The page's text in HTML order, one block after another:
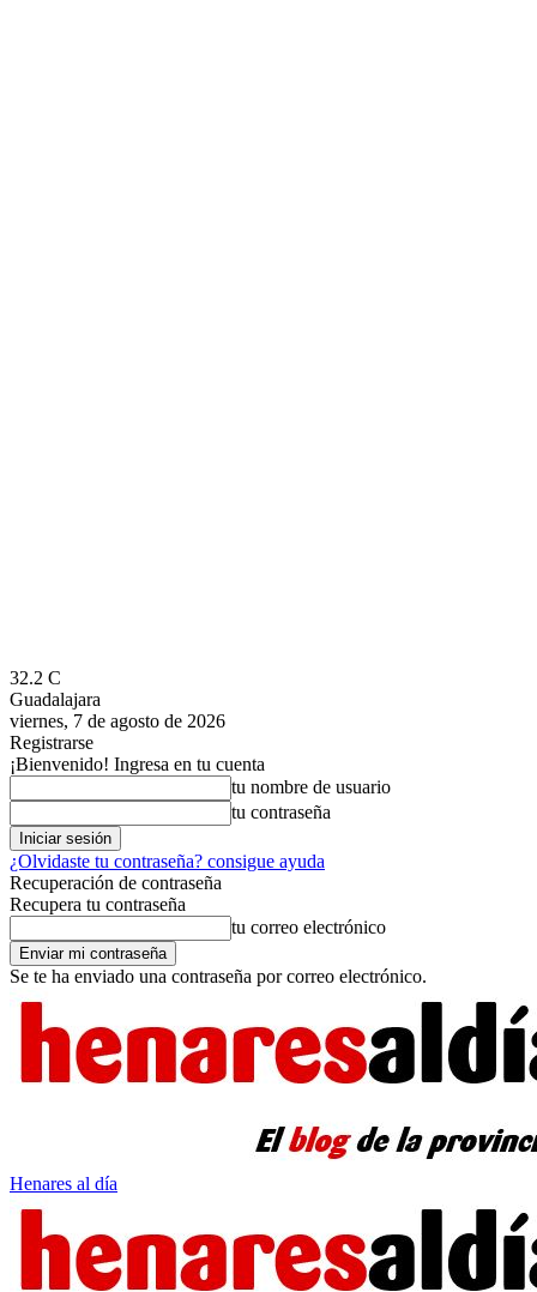
32.2 C
Guadalajara
viernes, 7 de agosto de 2026
Registrarse
¡Bienvenido! Ingresa en tu cuenta
tu nombre de usuario
tu contraseña
¿Olvidaste tu contraseña? consigue ayuda
Recuperación de contraseña
Recupera tu contraseña
tu correo electrónico
Se te ha enviado una contraseña por correo electrónico.
Henares al día